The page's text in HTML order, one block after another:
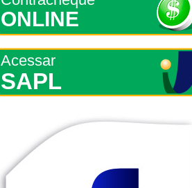
ONLINE
Acessar
SAPL